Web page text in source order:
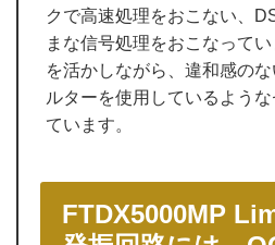
クで高速処理をおこない、
まな信号処理をおこなって
を活かしながら、違和感の
ルターを使用しているよう
ています。
FTDX5000MP